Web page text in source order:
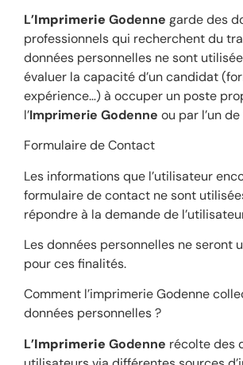
L’Imprimerie Godenne garde des
professionnels qui recherchent du
données personnelles ne sont
évaluer la capacité d’un candidat
expérience…) à occuper un poste
l’Imprimerie Godenne ou par l’un
Formulaire de Contact
Les informations que l’utilisateur
formulaire de contact ne sont
répondre à la demande de
Les données personnelles ne seront
pour ces finalités.
Comment l’imprimerie Godenne
données personnelles ?
L’Imprimerie Godenne récolte des